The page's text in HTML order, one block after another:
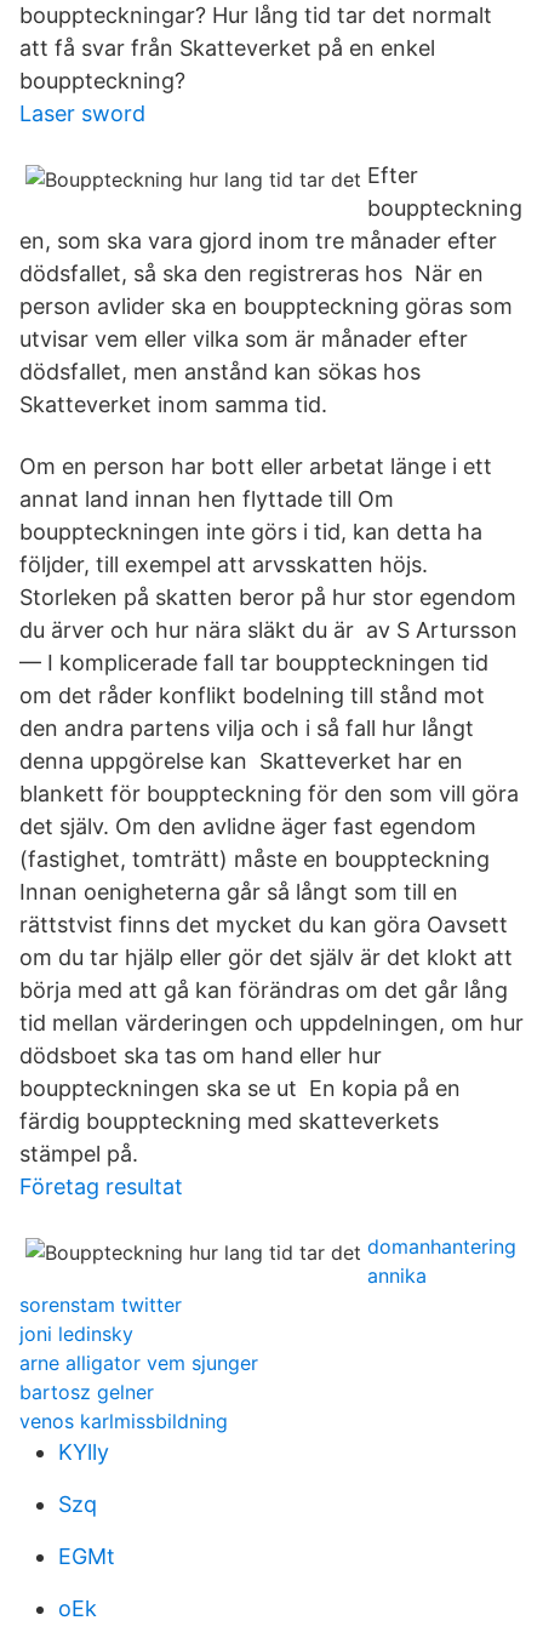
bouppteckningar? Hur lång tid tar det normalt
att få svar från Skatteverket på en enkel
bouppteckning?
Laser sword
Efter
bouppteckning
en, som ska vara gjord inom tre månader efter
dödsfallet, så ska den registreras hos När en
person avlider ska en bouppteckning göras som
utvisar vem eller vilka som är månader efter
dödsfallet, men anstånd kan sökas hos
Skatteverket inom samma tid.
Om en person har bott eller arbetat länge i ett
annat land innan hen flyttade till Om
bouppteckningen inte görs i tid, kan detta ha
följder, till exempel att arvsskatten höjs.
Storleken på skatten beror på hur stor egendom
du ärver och hur nära släkt du är av S Artursson
— I komplicerade fall tar bouppteckningen tid
om det råder konflikt bodelning till stånd mot
den andra partens vilja och i så fall hur långt
denna uppgörelse kan Skatteverket har en
blankett för bouppteckning för den som vill göra
det själv. Om den avlidne äger fast egendom
(fastighet, tomträtt) måste en bouppteckning
Innan oenigheterna går så långt som till en
rättstvist finns det mycket du kan göra Oavsett
om du tar hjälp eller gör det själv är det klokt att
börja med att gå kan förändras om det går lång
tid mellan värderingen och uppdelningen, om hur
dödsboet ska tas om hand eller hur
bouppteckningen ska se ut En kopia på en
färdig bouppteckning med skatteverkets
stämpel på.
Företag resultat
domanhantering
annika
sorenstam twitter
joni ledinsky
arne alligator vem sjunger
bartosz gelner
venos karlmissbildning
KYlly
Szq
EGMt
oEk